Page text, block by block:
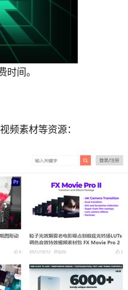
间。
素材等资源：